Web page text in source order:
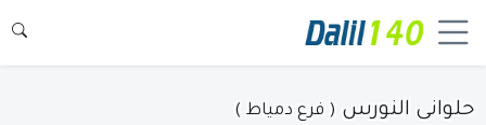
حلوانى النورس ( فرع دمياط )